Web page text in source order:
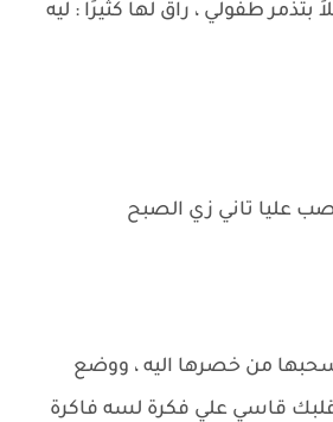
بتذمر طفولي ، راق لها كثيرًا : ليه
عليا تاني زي الصبح
من خصرها اليه ، ووضع
قاسي علي فكرة لسه فاكرة